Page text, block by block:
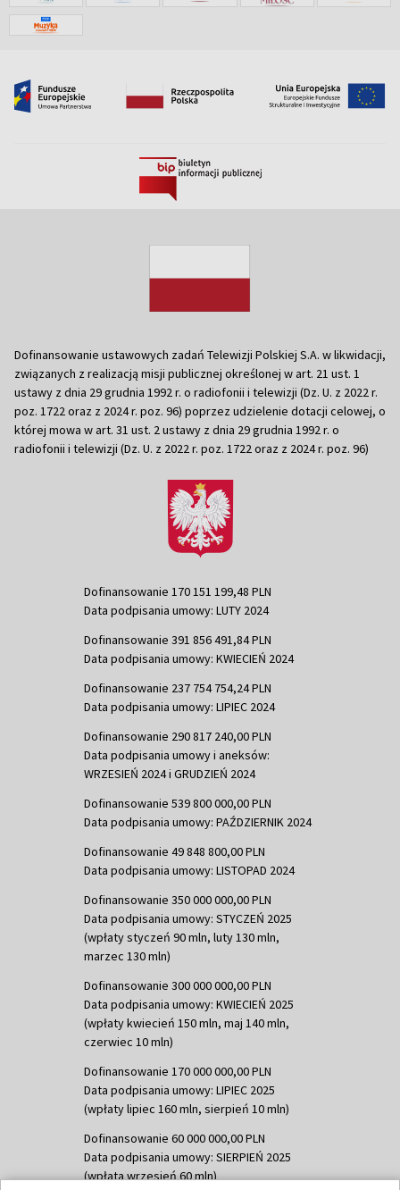
Dofinansowanie ustawowych zadań Telewizji Polskiej S.A. w likwidacji,
związanych z realizacją misji publicznej określonej w art. 21 ust. 1
ustawy z dnia 29 grudnia 1992 r. o radiofonii i telewizji (Dz. U. z 2022 r.
poz. 1722 oraz z 2024 r. poz. 96) poprzez udzielenie dotacji celowej, o
której mowa w art. 31 ust. 2 ustawy z dnia 29 grudnia 1992 r. o
radiofonii i telewizji (Dz. U. z 2022 r. poz. 1722 oraz z 2024 r. poz. 96)
Dofinansowanie 170 151 199,48 PLN
Data podpisania umowy: LUTY 2024
Dofinansowanie 391 856 491,84 PLN
Data podpisania umowy: KWIECIEŃ 2024
Dofinansowanie 237 754 754,24 PLN
Data podpisania umowy: LIPIEC 2024
Dofinansowanie 290 817 240,00 PLN
Data podpisania umowy i aneksów:
WRZESIEŃ 2024 i GRUDZIEŃ 2024
Dofinansowanie 539 800 000,00 PLN
Data podpisania umowy: PAŹDZIERNIK 2024
Dofinansowanie 49 848 800,00 PLN
Data podpisania umowy: LISTOPAD 2024
Dofinansowanie 350 000 000,00 PLN
Data podpisania umowy: STYCZEŃ 2025
(wpłaty styczeń 90 mln, luty 130 mln,
marzec 130 mln)
Dofinansowanie 300 000 000,00 PLN
Data podpisania umowy: KWIECIEŃ 2025
(wpłaty kwiecień 150 mln, maj 140 mln,
czerwiec 10 mln)
Dofinansowanie 170 000 000,00 PLN
Data podpisania umowy: LIPIEC 2025
(wpłaty lipiec 160 mln, sierpień 10 mln)
Dofinansowanie 60 000 000,00 PLN
Data podpisania umowy: SIERPIEŃ 2025
(wpłata wrzesień 60 mln)